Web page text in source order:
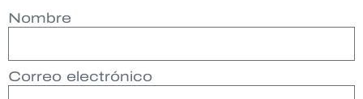
Nombre
Correo electrónico